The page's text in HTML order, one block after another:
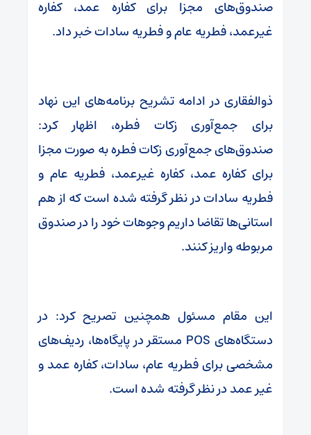
صندوق‌های مجزا برای کفاره عمد، کفاره
غیرعمد، فطریه عام و فطریه سادات خبر داد.
ذوالفقاری در ادامه تشریح برنامه‌های این نهاد
برای جمع‌آوری زکات فطره، اظهار کرد:
صندوق‌های جمع‌آوری زکات فطره به صورت مجزا
برای کفاره عمد، کفاره غیرعمد، فطریه عام و
فطریه سادات در نظر گرفته شده است که از هم
استانی‌ها تقاضا داریم وجوهات خود را در صندوق
مربوطه واریز کنند.
این مقام مسئول همچنین تصریح کرد: در
دستگاه‌های POS مستقر در پایگاه‌ها، ردیف‌های
مشخصی برای فطریه عام، سادات، کفاره عمد و
غیر عمد در نظر گرفته شده است.